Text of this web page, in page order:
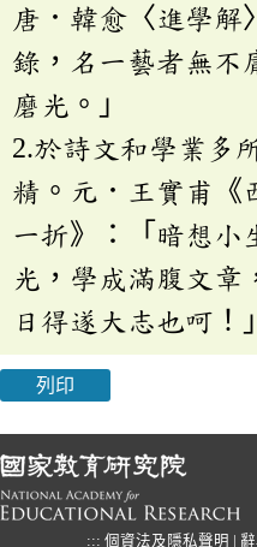
唐．韓愈〈進學解
錄，名一藝者無不
磨光。」
2.於詩文和學業多
精。元．王實甫《
一折》：「暗想小
光，學成滿腹文章
日得遂大志也呵！」
列印
::: 個資法及隱私聲明